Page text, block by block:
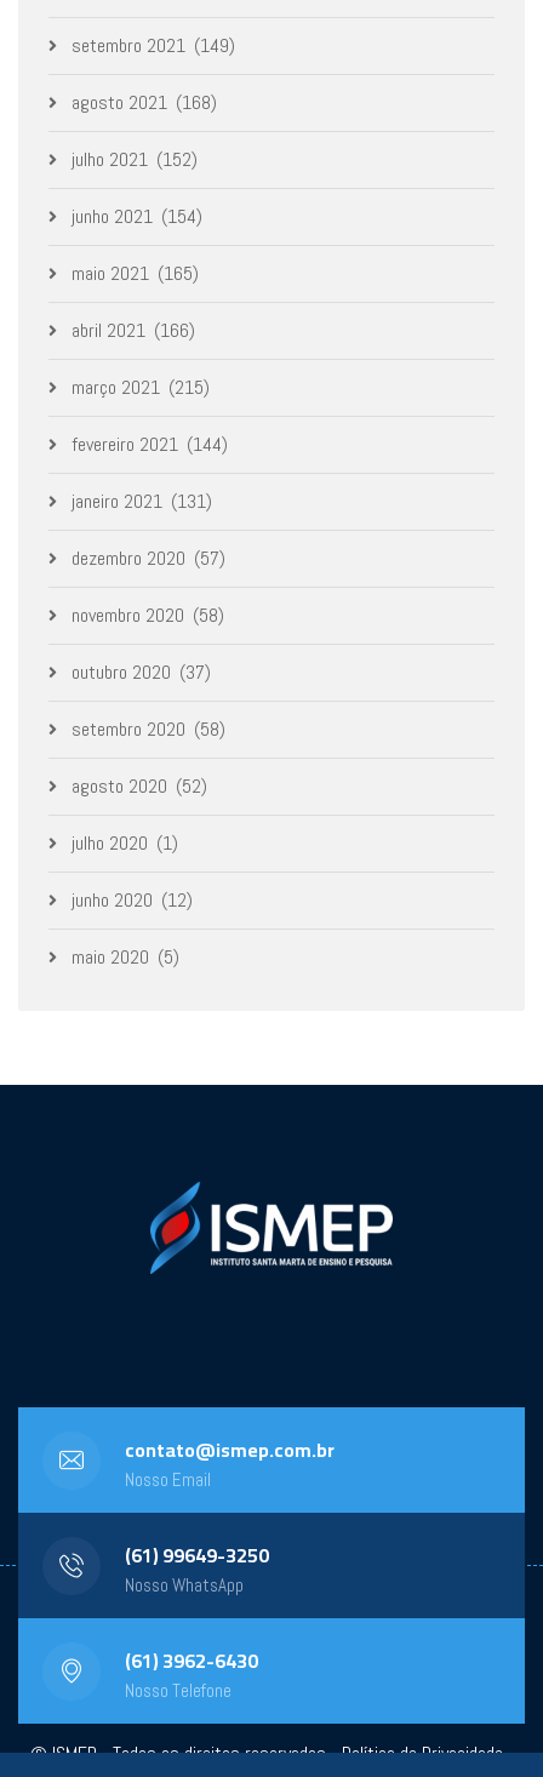
setembro 2021 (149)
agosto 2021 (168)
julho 2021 (152)
junho 2021 (154)
maio 2021 (165)
abril 2021 (166)
março 2021 (215)
fevereiro 2021 (144)
janeiro 2021 (131)
dezembro 2020 (57)
novembro 2020 (58)
outubro 2020 (37)
setembro 2020 (58)
agosto 2020 (52)
julho 2020 (1)
junho 2020 (12)
maio 2020 (5)
contato@ismep.com.br
Nosso Email
(61) 99649-3250
Nosso WhatsApp
(61) 3962-6430
Nosso Telefone
© ISMEP - Todos os direitos reservados -Política de Privacidade-